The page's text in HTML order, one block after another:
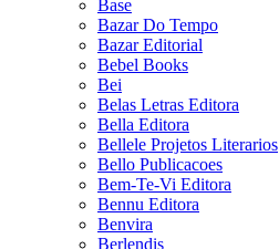
Base
Bazar Do Tempo
Bazar Editorial
Bebel Books
Bei
Belas Letras Editora
Bella Editora
Bellele Projetos Literarios
Bello Publicacoes
Bem-Te-Vi Editora
Bennu Editora
Benvira
Berlendis